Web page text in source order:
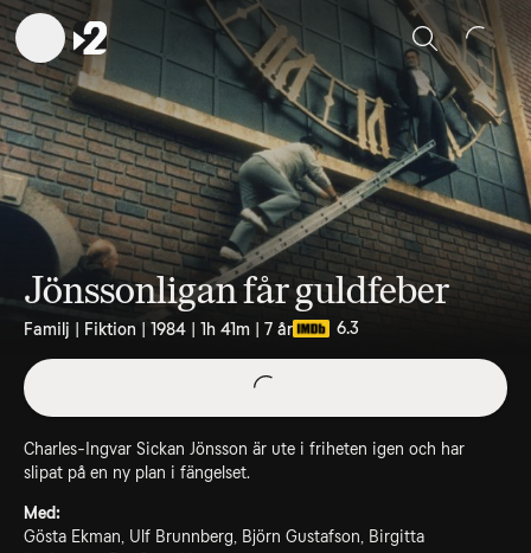
Sök
Jönssonligan får guldfeber
Familj | Fiktion | 1984 | 1h 41m | 7 år 6.3
Charles-Ingvar Sickan Jönsson är ute i friheten igen och har
slipat på en ny plan i fängelset.
Med:
Gösta Ekman, Ulf Brunnberg, Björn Gustafson, Birgitta